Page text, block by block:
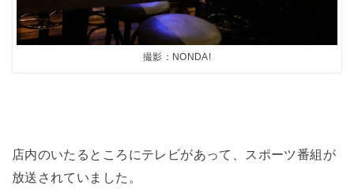
撮影：NONDA!
店内のいたるところにテレビがあって、スポーツ番組が
放送されていました。